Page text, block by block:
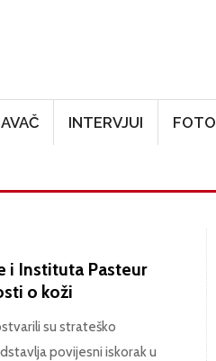
INTERVJUI FOTO
i Instituta Pasteur
o koži
su strateško
povijesni iskorak u